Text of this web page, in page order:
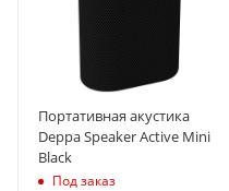
Портативная акустика
Deppa Speaker Active Mini
Black
Под заказ